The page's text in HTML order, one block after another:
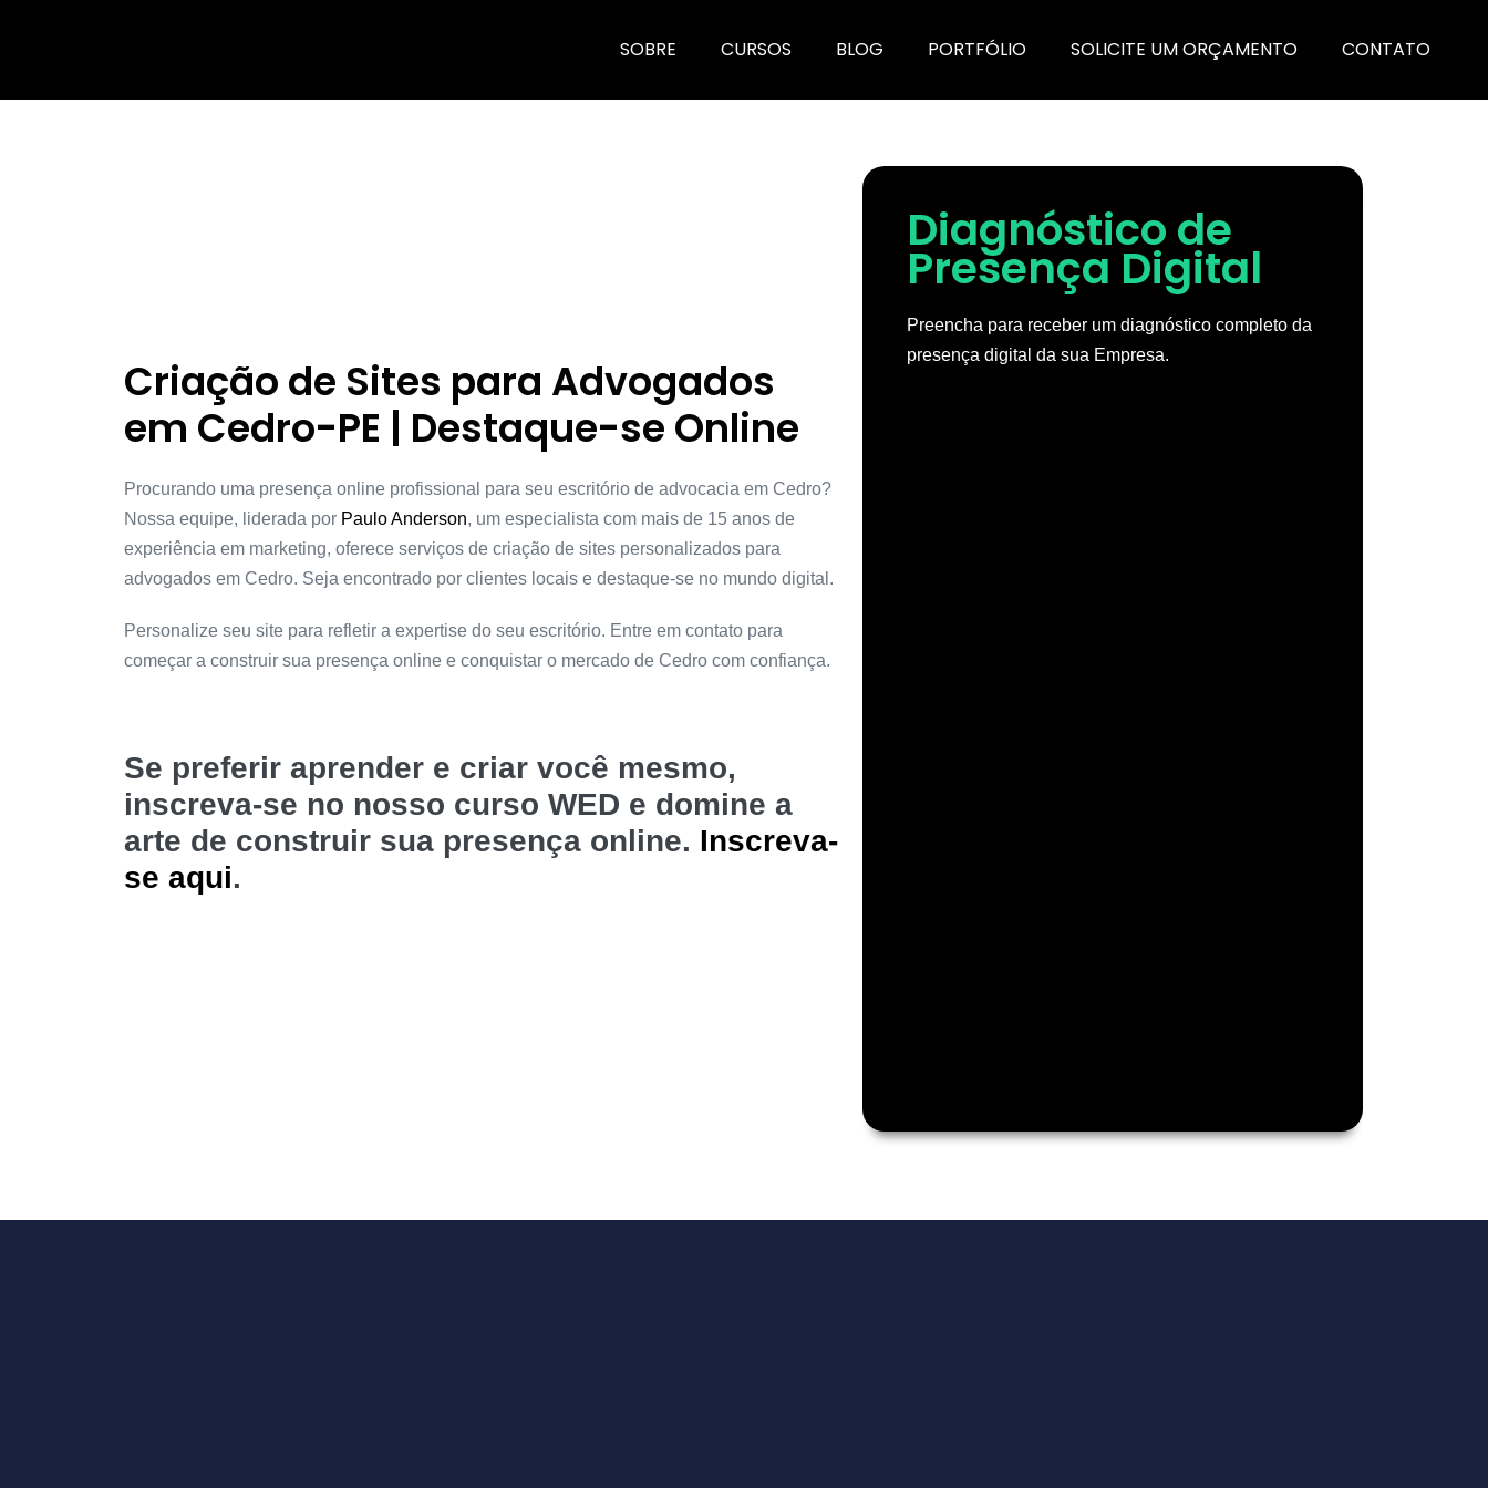
SOBRE CURSOS BLOG PORTFÓLIO SOLICITE UM ORÇAMENTO CONTATO
Criação de Sites para Advogados
em Cedro-PE | Destaque-se Online
Procurando uma presença online profissional para seu escritório de advocacia em Cedro?
Nossa equipe, liderada por Paulo Anderson, um especialista com mais de 15 anos de
experiência em marketing, oferece serviços de criação de sites personalizados para
advogados em Cedro. Seja encontrado por clientes locais e destaque-se no mundo digital.
Personalize seu site para refletir a expertise do seu escritório. Entre em contato para
começar a construir sua presença online e conquistar o mercado de Cedro com confiança.
Se preferir aprender e criar você mesmo,
inscreva-se no nosso curso WED e domine a
arte de construir sua presença online. Inscreva-
se aqui.
Diagnóstico de
Presença Digital
Preencha para receber um diagnóstico completo da
presença digital da sua Empresa.